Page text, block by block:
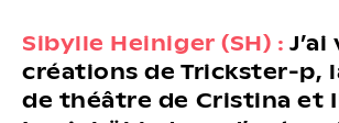
Sibylle Heiniger (SH) :
créations de Trickster-p,
de théâtre de Cristina et